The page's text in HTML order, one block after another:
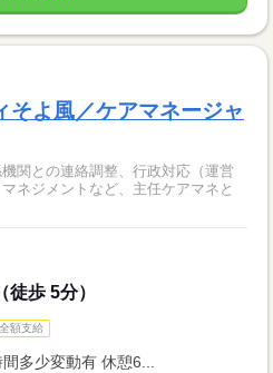
そよ風／ケアマネージャ
関との連絡調整、行政対応（運営
ネジメントなど、主任ケアマネと
歩 5分）
額支給
多少変動有 休憩6...